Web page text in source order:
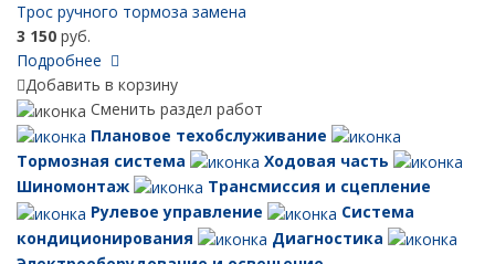
Трос ручного тормоза замена
3 150 руб.
Подробнее
Добавить в корзину
Сменить раздел работ
Плановое техобслуживание
Тормозная система
Ходовая часть
Шиномонтаж
Трансмиссия и сцепление
Рулевое управление
Система
кондиционирования
Диагностика